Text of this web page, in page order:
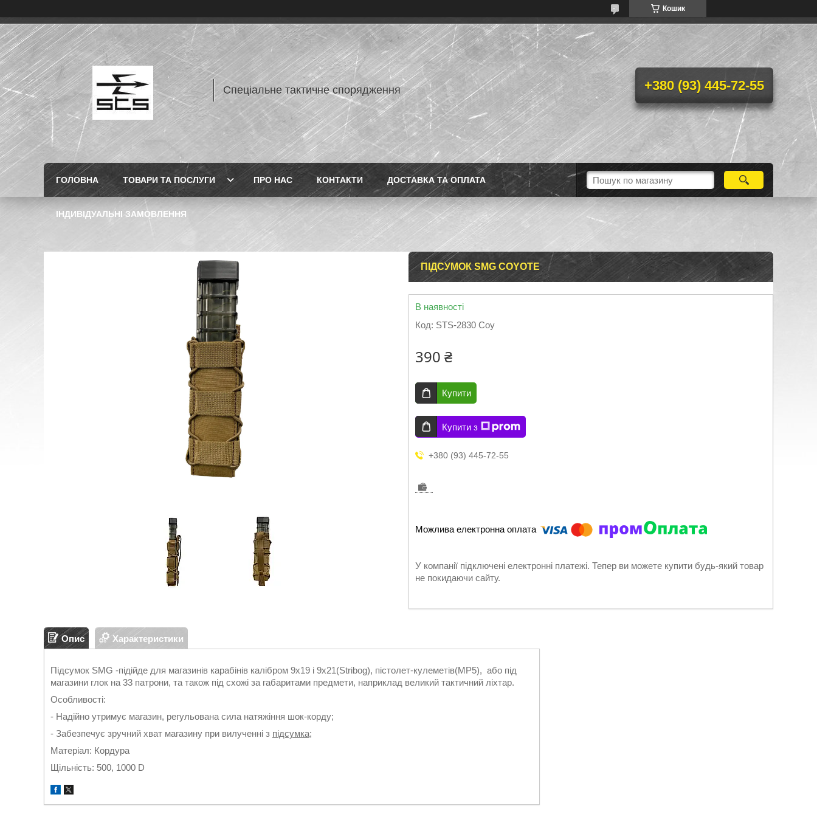
Кошик
Спеціальне тактичне спорядження +380 (93) 445-72-55
ГОЛОВНА ТОВАРИ ТА ПОСЛУГИ ПРО НАС КОНТАКТИ ДОСТАВКА ТА ОПЛАТА
ІНДИВІДУАЛЬНІ ЗАМОВЛЕННЯ
ПІДСУМОК SMG COYOTE
В наявності
Код: STS-2830 Coy
390 ₴
Купити
Купити з
+380 (93) 445-72-55
У компанії підключені електронні платежі. Тепер ви можете купити будь-який товар
не покидаючи сайту.
Опис Характеристики
Підсумок SMG -підійде для магазинів карабінів калібром 9х19 і 9х21(Stribog), пістолет-кулеметів(МР5), або під
магазини глок на 33 патрони, та також під схожі за габаритами предмети, наприклад великий тактичний ліхтар.
Особливості:
- Надійно утримує магазин, регульована сила натяжіння шок-корду;
- Забезпечує зручний хват магазину при вилученні з підсумка;
Матеріал: Кордура
Щільність: 500, 1000 D